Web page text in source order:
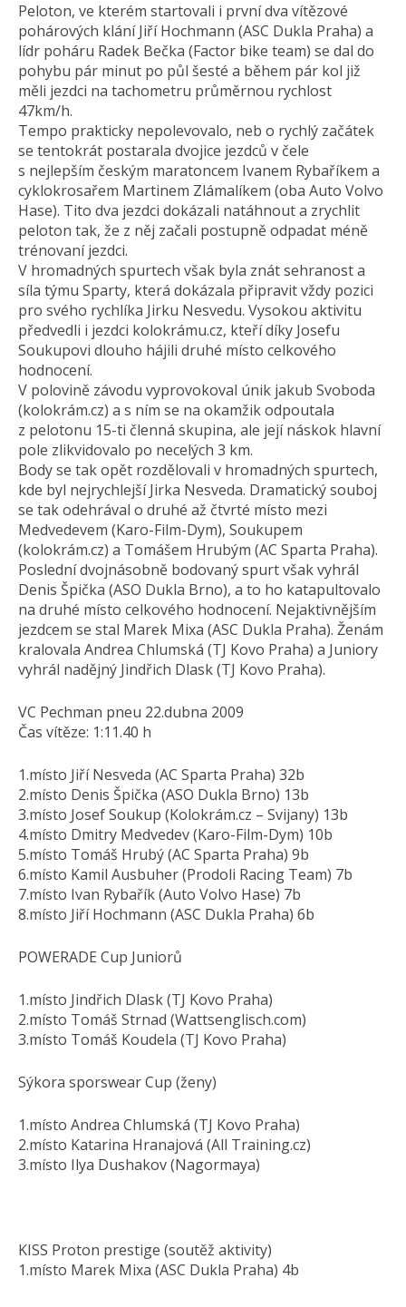
Peloton, ve kterém startovali i první dva vítězové
pohárových klání Jiří Hochmann (ASC Dukla Praha) a
lídr poháru Radek Bečka (Factor bike team) se dal do
pohybu pár minut po půl šesté a během pár kol již
měli jezdci na tachometru průměrnou rychlost
47km/h.
Tempo prakticky nepolevovalo, neb o rychlý začátek
se tentokrát postarala dvojice jezdců v čele
s nejlepším českým maratoncem Ivanem Rybaříkem a
cyklokrosařem Martinem Zlámalíkem (oba Auto Volvo
Hase). Tito dva jezdci dokázali natáhnout a zrychlit
peloton tak, že z něj začali postupně odpadat méně
trénovaní jezdci.
V hromadných spurtech však byla znát sehranost a
síla týmu Sparty, která dokázala připravit vždy pozici
pro svého rychlíka Jirku Nesvedu. Vysokou aktivitu
předvedli i jezdci kolokrámu.cz, kteří díky Josefu
Soukupovi dlouho hájili druhé místo celkového
hodnocení.
V polovině závodu vyprovokoval únik jakub Svoboda
(kolokrám.cz) a s ním se na okamžik odpoutala
z pelotonu 15-ti členná skupina, ale její náskok hlavní
pole zlikvidovalo po necelých 3 km.
Body se tak opět rozdělovali v hromadných spurtech,
kde byl nejrychlejší Jirka Nesveda. Dramatický souboj
se tak odehrával o druhé až čtvrté místo mezi
Medvedevem (Karo-Film-Dym), Soukupem
(kolokrám.cz) a Tomášem Hrubým (AC Sparta Praha).
Poslední dvojnásobně bodovaný spurt však vyhrál
Denis Špička (ASO Dukla Brno), a to ho katapultovalo
na druhé místo celkového hodnocení. Nejaktivnějším
jezdcem se stal Marek Mixa (ASC Dukla Praha). Ženám
kralovala Andrea Chlumská (TJ Kovo Praha) a Juniory
vyhrál nadějný Jindřich Dlask (TJ Kovo Praha).
VC Pechman pneu 22.dubna 2009
Čas vítěze: 1:11.40 h
1.místo Jiří Nesveda (AC Sparta Praha) 32b
2.místo Denis Špička (ASO Dukla Brno) 13b
3.místo Josef Soukup (Kolokrám.cz – Svijany) 13b
4.místo Dmitry Medvedev (Karo-Film-Dym) 10b
5.místo Tomáš Hrubý (AC Sparta Praha) 9b
6.místo Kamil Ausbuher (Prodoli Racing Team) 7b
7.místo Ivan Rybařík (Auto Volvo Hase) 7b
8.místo Jiří Hochmann (ASC Dukla Praha) 6b
POWERADE Cup Juniorů
1.místo Jindřich Dlask (TJ Kovo Praha)
2.místo Tomáš Strnad (Wattsenglisch.com)
3.místo Tomáš Koudela (TJ Kovo Praha)
Sýkora sporswear Cup (ženy)
1.místo Andrea Chlumská (TJ Kovo Praha)
2.místo Katarina Hranajová (All Training.cz)
3.místo Ilya Dushakov (Nagormaya)
KISS Proton prestige (soutěž aktivity)
1.místo Marek Mixa (ASC Dukla Praha) 4b